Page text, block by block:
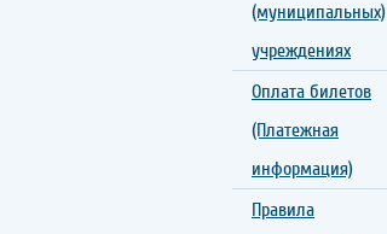
(муниципальных)
учреждениях
Оплата билетов
(Платежная
информация)
Правила